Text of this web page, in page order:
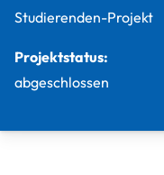
Studierenden-Projekt
Projektstatus:
abgeschlossen